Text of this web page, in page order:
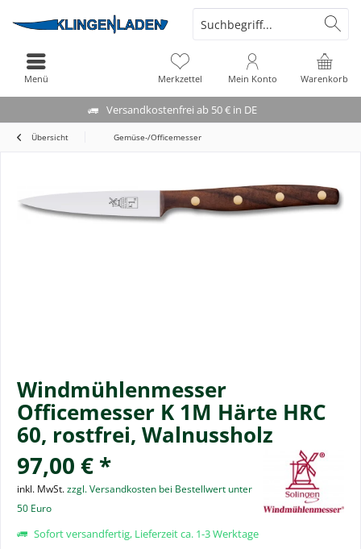
Versandkostenfrei ab 50 € in DE
Warenkorb
Merkzettel Mein Konto
Menü
Übersicht Gemüse-/Officemesser
Windmühlenmesser
Officemesser K 1M Härte HRC
60, rostfrei, Walnussholz
97,00 € *
inkl. MwSt.zzgl. Versandkosten bei Bestellwert unter
50 Euro
Sofort versandfertig, Lieferzeit ca. 1-3 Werktage